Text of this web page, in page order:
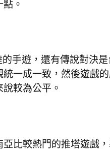
。
手遊，還有傳說對決
一成一致，然後遊戲
較為公平。
比較熱門的推塔遊戲